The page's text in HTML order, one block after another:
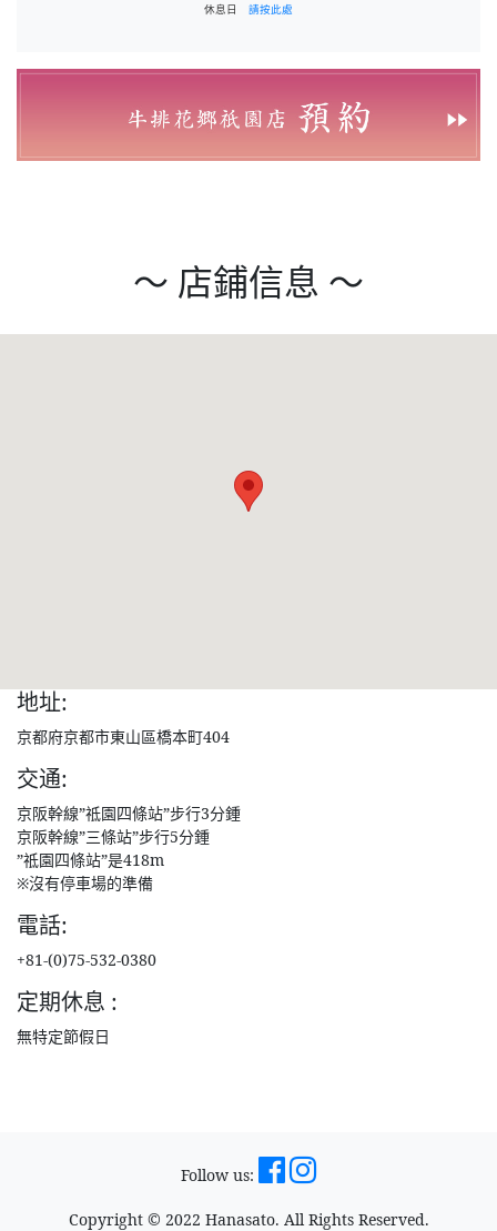
休息日 請按此處
～ 店鋪信息 ～
地址:
京都府京都市東山區橋本町404
交通:
京阪幹線”祗園四條站”步行3分鍾
京阪幹線”三條站”步行5分鍾
”祗園四條站”是418m
※沒有停車場的準備
電話:
+81-(0)75-532-0380
定期休息 :
無特定節假日
Follow us:
Copyright © 2022 Hanasato. All Rights Reserved.